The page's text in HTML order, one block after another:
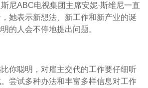
尼ABC电视集团主席安妮·斯维尼一直
她表示新想法、新工作和新产业的诞
的人会不停地提出问题。
你聪明，对雇主交代的工作要仔细听
尝试多种办法和丰富多样信息对工作